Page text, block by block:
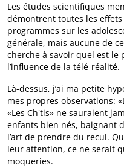
Les études scientifiques
démontrent toutes les
programmes sur les
générale, mais aucune de
cherche à savoir quel est le
l’influence de la télé-réalité.
Là-dessus, j’ai ma petite
mes propres observations:
«Les Ch'tis» ne sauraient
enfants bien nés, baignant
l’art de prendre du recul.
leur attention, ce ne serait
moqueries.